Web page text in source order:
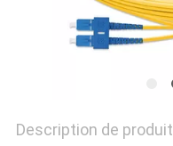
Description de produit